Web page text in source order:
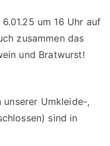
um 16 Uhr auf
zusammen das
und Bratwurst!
unserer Umkleide-,
sind in